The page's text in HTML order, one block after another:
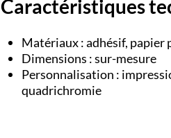
Caractéristiques
Matériaux : adhésif, papier
Dimensions : sur-mesure
Personnalisation :
quadrichromie